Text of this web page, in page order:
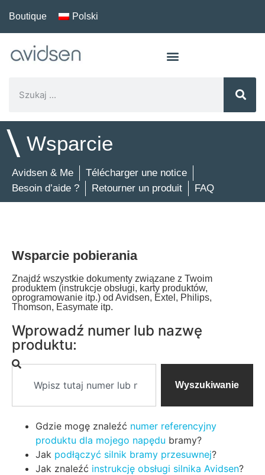
Boutique Polski
\ Wsparcie
Avidsen & Me
Télécharger une notice
Besoin d’aide ?
Retourner un produit FAQ
Wsparcie pobierania
Znajdź wszystkie dokumenty związane z Twoim
produktem (instrukcje obsługi, karty produktów,
oprogramowanie itp.) od Avidsen, Extel, Philips,
Thomson, Easymate itp.
Wprowadź numer lub nazwę
produktu:
Wyszukiwanie
Gdzie mogę znaleźć numer referencyjny
produktu dla mojego napędu bramy?
Jak podłączyć silnik bramy przesuwnej?
Jak znaleźć instrukcję obsługi silnika Avidsen?